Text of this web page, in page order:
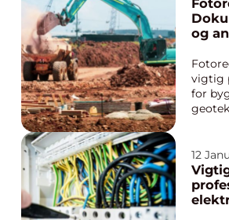
til
så
visum,
og
vigtig
for
og
er
12